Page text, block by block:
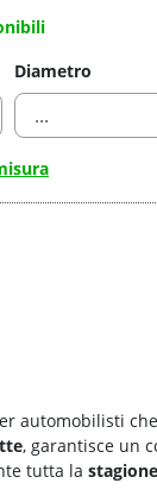
Diametro
automobilisti
, garantisce un
tutta la